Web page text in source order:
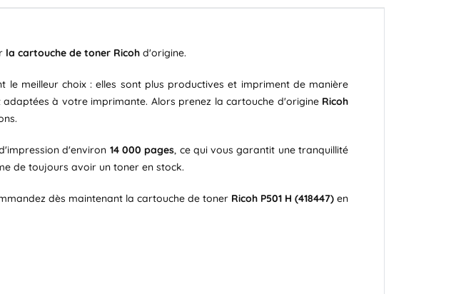
la cartouche de toner Ricoh d'origine.
meilleur choix : elles sont plus productives et impriment de manière
à votre imprimante. Alors prenez la cartouche d'origine Ricoh
d'environ 14 000 pages, ce qui vous garantit une tranquillité
de toujours avoir un toner en stock.
dès maintenant la cartouche de toner Ricoh P501 H (418447) en